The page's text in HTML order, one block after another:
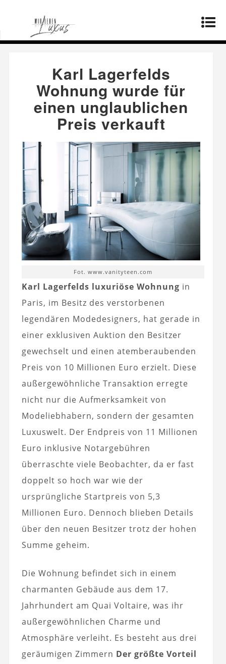
Startseite»
wurde für einen unglaublichen Preis verkauft
Karl Lagerfelds
Wohnung wurde für
einen unglaublichen
Preis verkauft
Fot. www.vanityteen.com
Karl Lagerfelds luxuriöse Wohnung in
Paris, im Besitz des verstorbenen
legendären Modedesigners, hat gerade in
einer exklusiven Auktion den Besitzer
gewechselt und einen atemberaubenden
Preis von 10 Millionen Euro erzielt. Diese
außergewöhnliche Transaktion erregte
nicht nur die Aufmerksamkeit von
Modeliebhabern, sondern der gesamten
Luxuswelt. Der Endpreis von 11 Millionen
Euro inklusive Notargebühren
überraschte viele Beobachter, da er fast
doppelt so hoch war wie der
ursprüngliche Startpreis von 5,3
Millionen Euro. Dennoch blieben Details
über den neuen Besitzer trotz der hohen
Summe geheim.
Die Wohnung befindet sich in einem
charmanten Gebäude aus dem 17.
Jahrhundert am Quai Voltaire, was ihr
außergewöhnlichen Charme und
Atmosphäre verleiht. Es besteht aus drei
geräumigen Zimmern Der größte Vorteil